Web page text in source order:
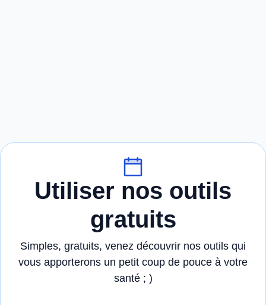
Utiliser nos outils
gratuits
Simples, gratuits, venez découvrir nos outils qui
vous apporterons un petit coup de pouce à votre
santé ; )